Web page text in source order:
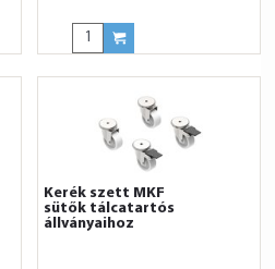
Kerék szett MKF
sütők tálcatartós
állványaihoz